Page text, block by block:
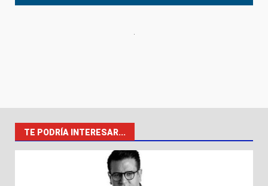
TE PODRÍA INTERESAR...